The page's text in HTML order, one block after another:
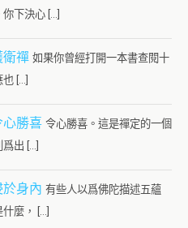
下決心 […]
衛禪 如果你曾經打開一本書查閱十
[…]
勝喜 令心勝喜。這是禪定的一個
出 […]
身內 有些人以爲佛陀描述五蘊
麼， […]